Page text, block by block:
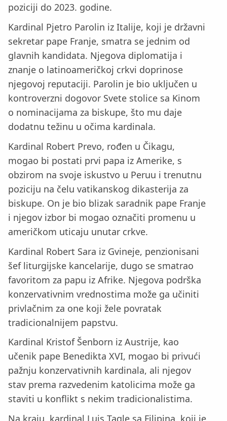
poziciji do 2023. godine.
Kardinal Pjetro Parolin iz Italije, koji je državni
sekretar pape Franje, smatra se jednim od
glavnih kandidata. Njegova diplomatija i
znanje o latinoameričkoj crkvi doprinose
njegovoj reputaciji. Parolin je bio uključen u
kontroverzni dogovor Svete stolice sa Kinom
o nominacijama za biskupe, što mu daje
dodatnu težinu u očima kardinala.
Kardinal Robert Prevo, rođen u Čikagu,
mogao bi postati prvi papa iz Amerike, s
obzirom na svoje iskustvo u Peruu i trenutnu
poziciju na čelu vatikanskog dikasterija za
biskupe. On je bio blizak saradnik pape Franje
i njegov izbor bi mogao označiti promenu u
američkom uticaju unutar crkve.
Kardinal Robert Sara iz Gvineje, penzionisani
šef liturgijske kancelarije, dugo se smatrao
favoritom za papu iz Afrike. Njegova podrška
konzervativnim vrednostima može ga učiniti
privlačnim za one koji žele povratak
tradicionalnijem papstvu.
Kardinal Kristof Šenborn iz Austrije, kao
učenik pape Benedikta XVI, mogao bi privući
pažnju konzervativnih kardinala, ali njegov
stav prema razvedenim katolicima može ga
staviti u konflikt s nekim tradicionalistima.
Na kraju, kardinal Luis Tagle sa Filipina, koji je